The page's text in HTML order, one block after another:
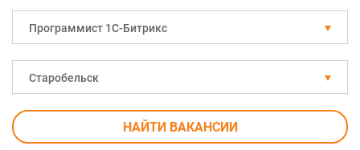
Программист 1С-Битрикс
Старобельск
НАЙТИ ВАКАНСИИ